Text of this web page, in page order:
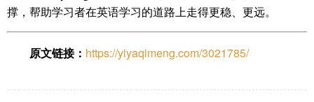
撑，帮助学习者在英语学习的道路上走得更稳、更远。
原文链接： https://yiyaqimeng.com/3021785/